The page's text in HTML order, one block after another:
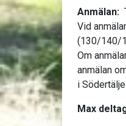
Anmälan:
Vid
(130/140/
Om
anmälan
i
Max